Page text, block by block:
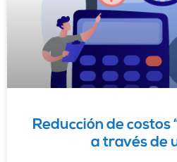
Reducción de costos
a través de